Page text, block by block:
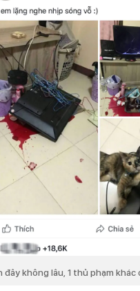
đây không lâu, 1 thủ phạm khác